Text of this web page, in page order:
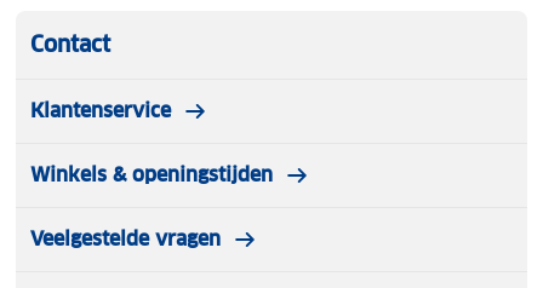
Contact
Klantenservice
Winkels & openingstijden
Veelgestelde vragen